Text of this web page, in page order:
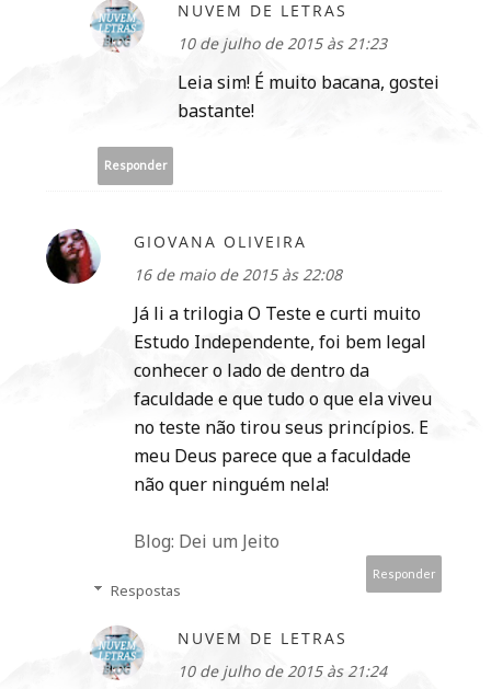
NUVEM DE LETRAS
10 de julho de 2015 às 21:23
Leia sim! É muito bacana, gostei
bastante!
Responder
GIOVANA OLIVEIRA
16 de maio de 2015 às 22:08
Já li a trilogia O Teste e curti muito
Estudo Independente, foi bem legal
conhecer o lado de dentro da
faculdade e que tudo o que ela viveu
no teste não tirou seus princípios. E
meu Deus parece que a faculdade
não quer ninguém nela!
Blog: Dei um Jeito
Responder
Respostas
NUVEM DE LETRAS
10 de julho de 2015 às 21:24